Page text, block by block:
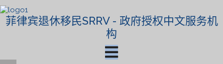
菲律宾退休移民SRRV - 政府授权中文服务机
构